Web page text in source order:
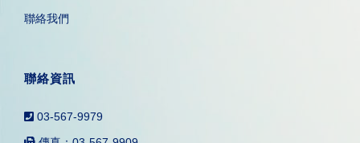
聯絡我們
聯絡資訊
03-567-9979